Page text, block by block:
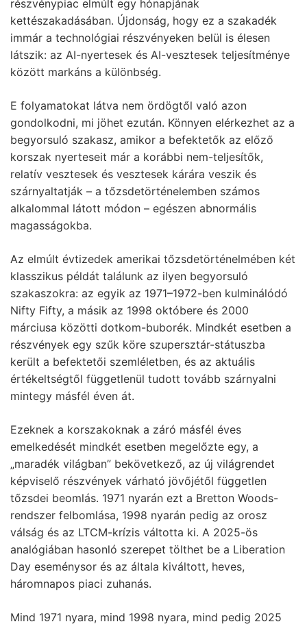
részvénypiac elmúlt egy hónapjának
kettészakadásában. Újdonság, hogy ez a szakadék
immár a technológiai részvényeken belül is élesen
látszik: az AI-nyertesek és AI-vesztesek teljesítménye
között markáns a különbség.
E folyamatokat látva nem ördögtől való azon
gondolkodni, mi jöhet ezután. Könnyen elérkezhet az a
begyorsuló szakasz, amikor a befektetők az előző
korszak nyerteseit már a korábbi nem-teljesítők,
relatív vesztesek és vesztesek kárára veszik és
szárnyaltatják – a tőzsdetörténelemben számos
alkalommal látott módon – egészen abnormális
magasságokba.
Az elmúlt évtizedek amerikai tőzsdetörténelmében két
klasszikus példát találunk az ilyen begyorsuló
szakaszokra: az egyik az 1971–1972-ben kulminálódó
Nifty Fifty, a másik az 1998 októbere és 2000
márciusa közötti dotkom-buborék. Mindkét esetben a
részvények egy szűk köre szupersztár-státuszba
került a befektetői szemléletben, és az aktuális
értékeltségtől függetlenül tudott tovább szárnyalni
mintegy másfél éven át.
Ezeknek a korszakoknak a záró másfél éves
emelkedését mindkét esetben megelőzte egy, a
„maradék világban” bekövetkező, az új világrendet
képviselő részvények várható jövőjétől független
tőzsdei beomlás. 1971 nyarán ezt a Bretton Woods-
rendszer felbomlása, 1998 nyarán pedig az orosz
válság és az LTCM-krízis váltotta ki. A 2025-ös
analógiában hasonló szerepet tölthet be a Liberation
Day eseménysor és az általa kiváltott, heves,
háromnapos piaci zuhanás.
Mind 1971 nyara, mind 1998 nyara, mind pedig 2025